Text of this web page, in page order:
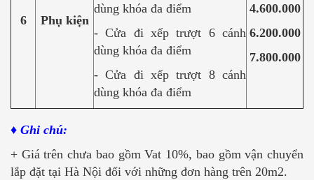
6 Phụ kiện
dùng khóa đa điểm
- Cửa đi xếp trượt 6 cánh
dùng khóa đa điểm
- Cửa đi xếp trượt 8 cánh
dùng khóa đa điểm
4.600.000
6.200.000
7.800.000
♦ Ghi chú:
+ Giá trên chưa bao gồm Vat 10%, bao gồm vận chuyển
lắp đặt tại Hà Nội đối với những đơn hàng trên 20m2.